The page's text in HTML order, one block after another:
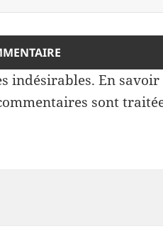
indésirables.En
sont